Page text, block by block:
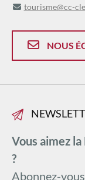
tourisme@cc-
NOUS
Vous aimez
?
Abonnez-